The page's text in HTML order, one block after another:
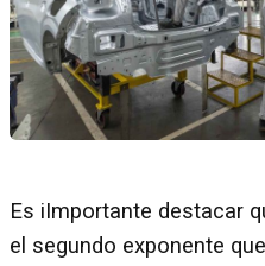
Es iImportante destacar
el segundo exponente que